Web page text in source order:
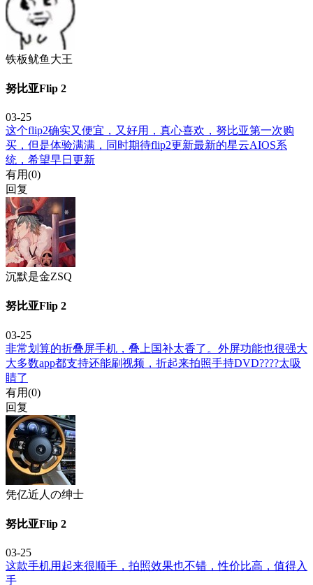
铁板鱿鱼大王
努比亚Flip 2
03-25
这个flip2确实又便宜，又好用，真心喜欢，努比亚第一次购
买，但是体验满满，同时期待flip2更新最新的星云AIOS系
统，希望早日更新
有用(0)
回复
沉默是金ZSQ
努比亚Flip 2
03-25
非常划算的折叠屏手机，叠上国补太香了。外屏功能也很强大
大多数app都支持还能刷视频，折起来拍照手持DVD????太吸
睛了
有用(0)
回复
凭亿近人の绅士
努比亚Flip 2
03-25
这款手机用起来很顺手，拍照效果也不错，性价比高，值得入
手